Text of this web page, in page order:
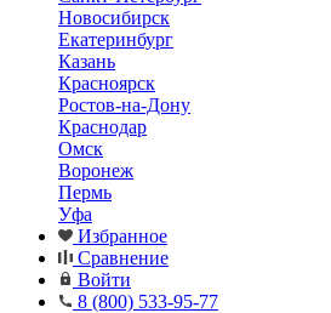
Новосибирск
Екатеринбург
Казань
Красноярск
Ростов-на-Дону
Краснодар
Омск
Воронеж
Пермь
Уфа
Избранное
Сравнение
Войти
8 (800) 533-95-77